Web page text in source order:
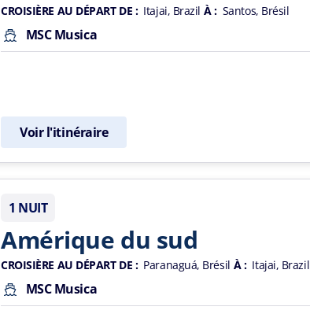
CROISIÈRE AU DÉPART DE : Itajai, Brazil À : Santos, Brésil
MSC Musica
Voir l'itinéraire
1 NUIT
Amérique du sud
CROISIÈRE AU DÉPART DE : Paranaguá, Brésil À : Itajai, Brazil
MSC Musica